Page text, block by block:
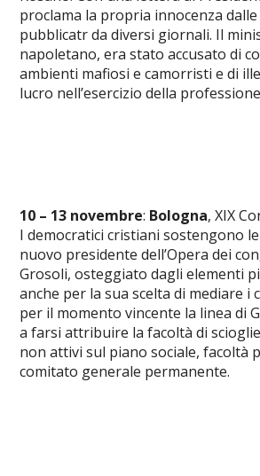
proclama la propria innocenza
pubblicatr da diversi giornali. Il
napoletano, era stato accusato di
ambienti mafiosi e camorristi e di
lucro nell’esercizio della professione
10 – 13 novembre: Bologna, XIX
I democratici cristiani sostengono
nuovo presidente dell’Opera dei
Grosoli, osteggiato dagli elementi
anche per la sua scelta di mediare i
per il momento vincente la linea di
a farsi attribuire la facoltà di
non attivi sul piano sociale, facoltà
comitato generale permanente.